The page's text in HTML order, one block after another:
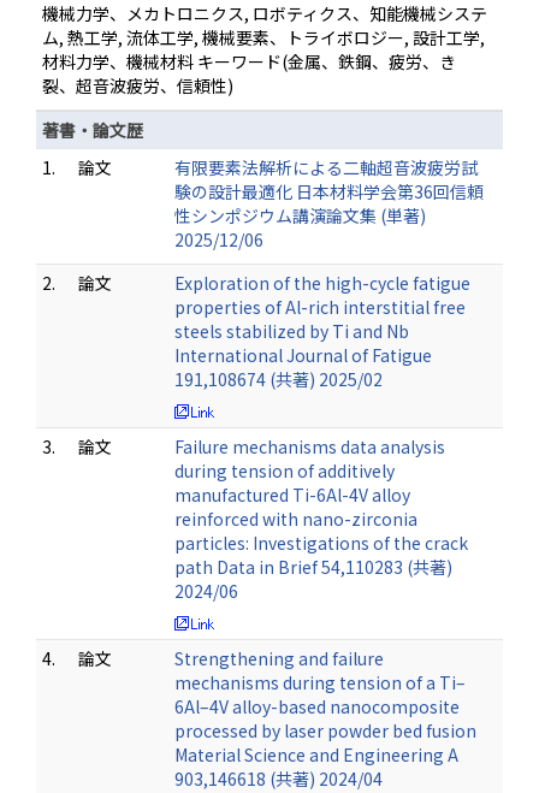
機械力学、メカトロニクス, ロボティクス、知能機械システ
ム, 熱工学, 流体工学, 機械要素、トライボロジー, 設計工学,
材料力学、機械材料 キーワード(金属、鉄鋼、疲労、き
裂、超音波疲労、信頼性)
著書・論文歴
1.
論文
有限要素法解析による二軸超音波疲労試
験の設計最適化 日本材料学会第36回信頼
性シンポジウム講演論文集 (単著)
2025/12/06
2.
論文
Exploration of the high-cycle fatigue
properties of Al-rich interstitial free
steels stabilized by Ti and Nb
International Journal of Fatigue
191,108674 (共著) 2025/02
3. 論文
Failure mechanisms data analysis
during tension of additively
manufactured Ti-6Al-4V alloy
reinforced with nano-zirconia
particles: Investigations of the crack
path Data in Brief 54,110283 (共著)
2024/06
4. 論文
Strengthening and failure
mechanisms during tension of a Ti–
6Al–4V alloy-based nanocomposite
processed by laser powder bed fusion
Material Science and Engineering A
903,146618 (共著) 2024/04